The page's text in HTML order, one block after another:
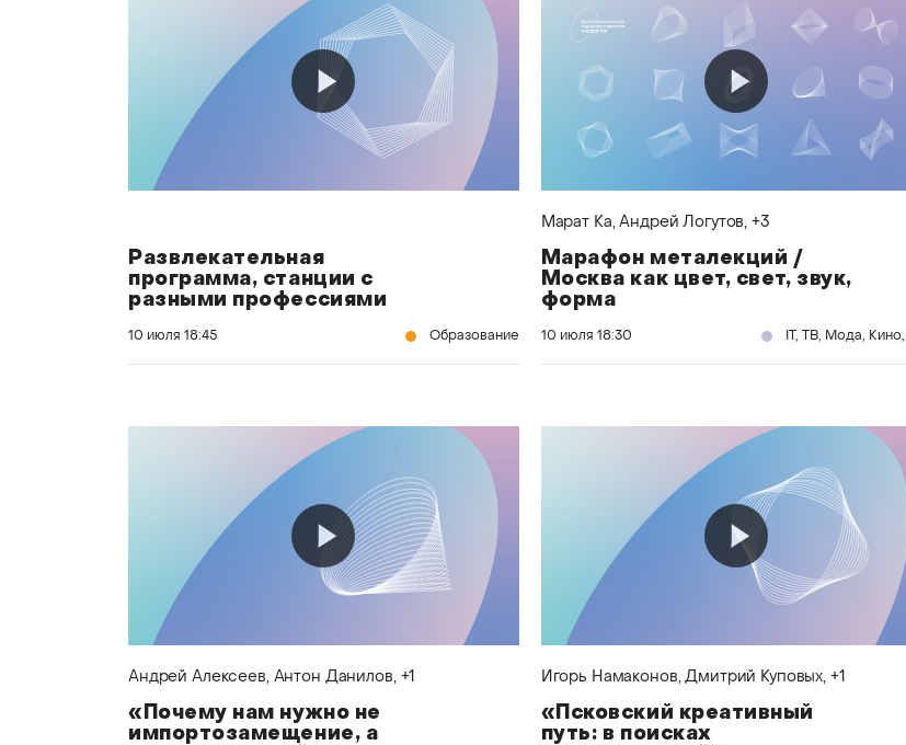
Развлекательная
программа, станции с
разными профессиями
10 июля 18:45 Образование
Марат Ка, Андрей Логутов, +3
Марафон металекций /
Москва как цвет, свет, звук,
форма
10 июля 18:30 IT, ТВ, Мода,
Андрей Алексеев, Антон Данилов, +1
«Почему нам нужно не
импортозамещение, а
Игорь Намаконов, Дмитрий Куповых, +1
«Псковский креативный
путь: в поисках